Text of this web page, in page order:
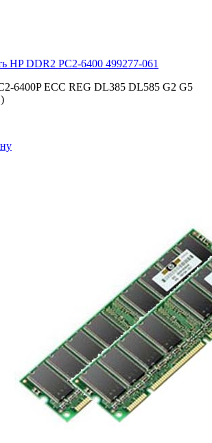
HP DDR2 PC2-6400 499277-061
6400P ECC REG DL385 DL585 G2 G5